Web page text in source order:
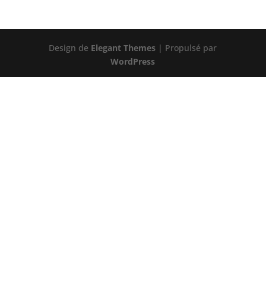
Design de Elegant Themes | Propulsé par
WordPress